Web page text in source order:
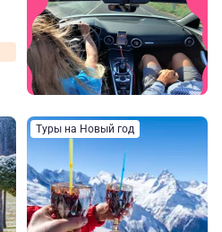
Туры на Новый год